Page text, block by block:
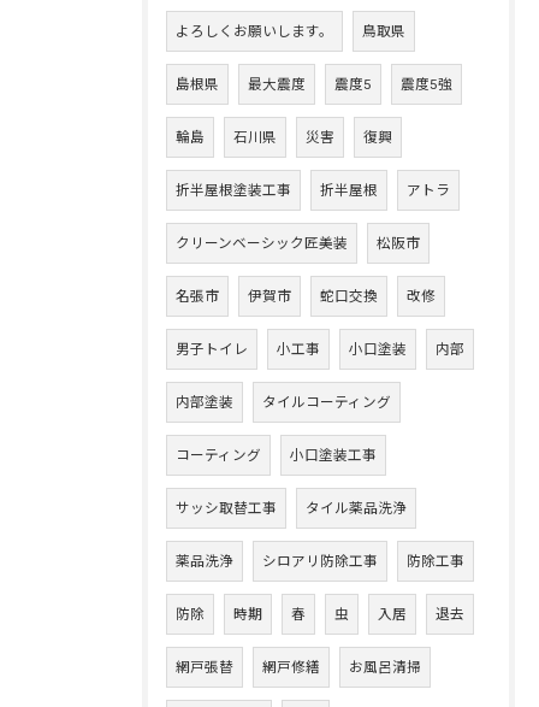
よろしくお願いします。 鳥取県
島根県 最大震度 震度5 震度5強
輪島 石川県 災害 復興
折半屋根塗装工事 折半屋根 アトラ
クリーンベーシック匠美装 松阪市
名張市 伊賀市 蛇口交換 改修
男子トイレ 小工事 小口塗装 内部
内部塗装 タイルコーティング
コーティング 小口塗装工事
サッシ取替工事 タイル薬品洗浄
薬品洗浄 シロアリ防除工事 防除工事
防除 時期 春 虫 入居 退去
網戸張替 網戸修繕 お風呂清掃